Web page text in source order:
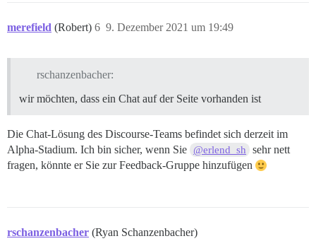
merefield (Robert) 9. Dezember 2021 um 19:49
6
rschanzenbacher:
wir möchten, dass ein Chat auf der Seite vorhanden ist
Die Chat-Lösung des Discourse-Teams befindet sich derzeit im
Alpha-Stadium. Ich bin sicher, wenn Sie @erlend_sh
sehr nett
fragen, könnte er Sie zur Feedback-Gruppe hinzufügen
rschanzenbacher (Ryan Schanzenbacher)